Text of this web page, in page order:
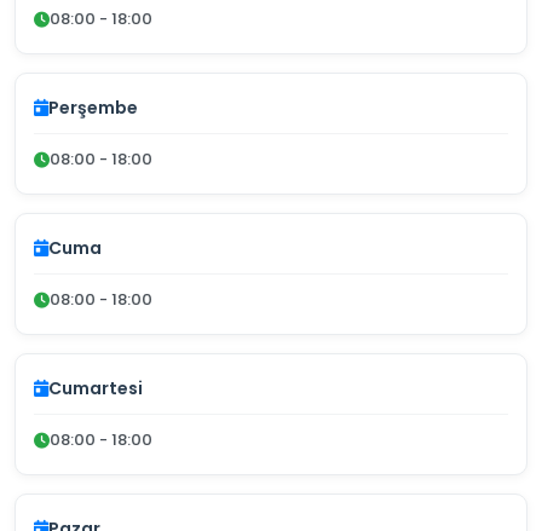
08:00 - 18:00
Perşembe
08:00 - 18:00
Cuma
08:00 - 18:00
Cumartesi
08:00 - 18:00